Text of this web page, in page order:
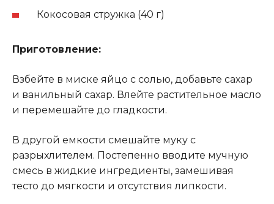
Кокосовая стружка (40 г)
Приготовление:
Взбейте в миске яйцо с солью, добавьте сахар
и ванильный сахар. Влейте растительное масло
и перемешайте до гладкости.
В другой емкости смешайте муку с
разрыхлителем. Постепенно вводите мучную
смесь в жидкие ингредиенты, замешивая
тесто до мягкости и отсутствия липкости.